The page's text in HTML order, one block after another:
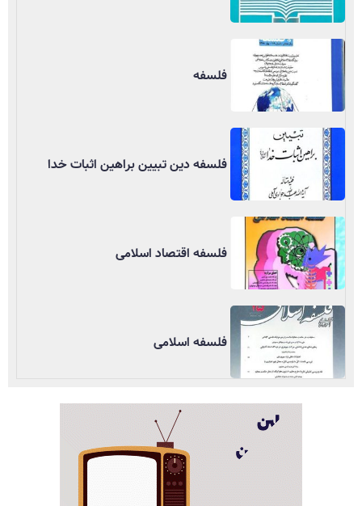
فلسفه
فلسفه دین تبیین براهین اثبات خدا
فلسفه اقتصاد اسلامی
فلسفه اسلامی